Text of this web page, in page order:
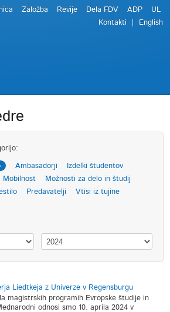
Založba Revije Dela FDV ADP
UL
Kontakti
English
Ambasadorji
Izdelki študentov
Mobilnost
Možnosti za delo in študij
Predavatelji Vtisi iz tujine
Liedtkeja z Univerze v Regensburgu
magistrskih programih Evropske študije in
odnosi smo 10. aprila 2024 v